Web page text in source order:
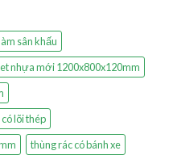
sân khấu
nhựa mới 1200x800x120mm
lõi thép
thùng rác có bánh xe